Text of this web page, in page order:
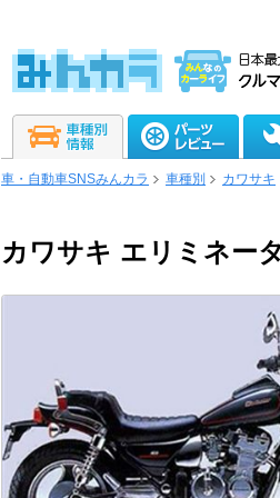
車・自動車SNSみんカラ 車種別 カワサキ
カワサキ エリミネー